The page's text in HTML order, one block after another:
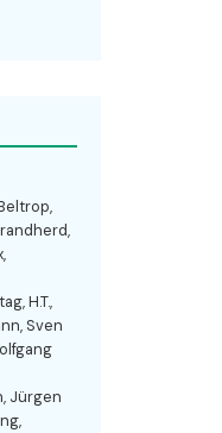
H.T.,
Sven
Jürgen